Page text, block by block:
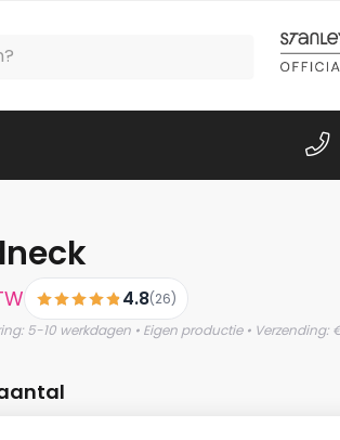
4.8(26)
5-10 werkdagen • Eigen productie • Verzending: